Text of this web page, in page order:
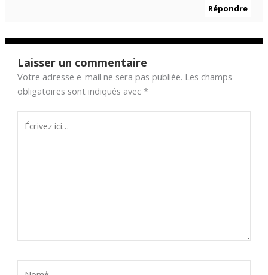
Répondre
Laisser un commentaire
Votre adresse e-mail ne sera pas publiée. Les champs
obligatoires sont indiqués avec *
Écrivez
ici…